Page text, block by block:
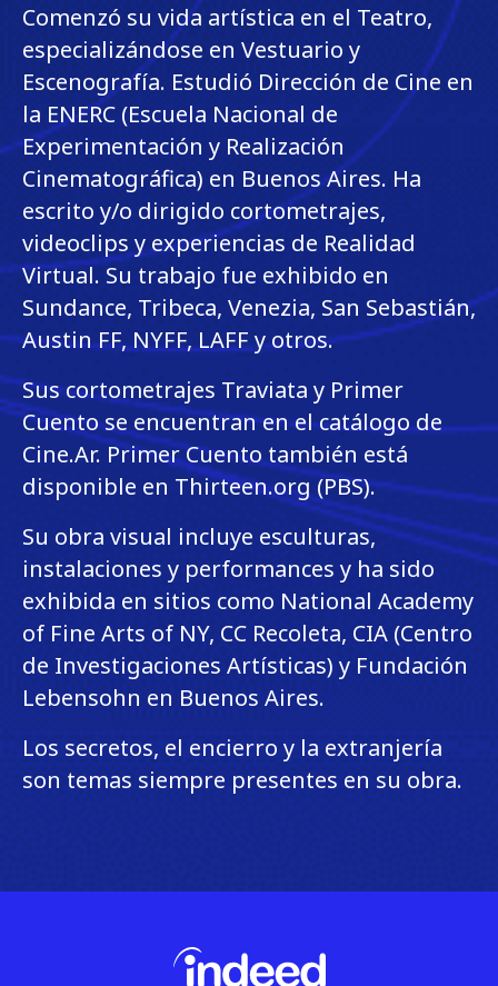
Comenzó su vida artística en el Teatro,
especializándose en Vestuario y
Escenografía. Estudió Dirección de Cine en
la ENERC (Escuela Nacional de
Experimentación y Realización
Cinematográfica) en Buenos Aires. Ha
escrito y/o dirigido cortometrajes,
videoclips y experiencias de Realidad
Virtual. Su trabajo fue exhibido en
Sundance, Tribeca, Venezia, San Sebastián,
Austin FF, NYFF, LAFF y otros.
Sus cortometrajes Traviata y Primer
Cuento se encuentran en el catálogo de
Cine.Ar. Primer Cuento también está
disponible en Thirteen.org (PBS).
Su obra visual incluye esculturas,
instalaciones y performances y ha sido
exhibida en sitios como National Academy
of Fine Arts of NY, CC Recoleta, CIA (Centro
de Investigaciones Artísticas) y Fundación
Lebensohn en Buenos Aires.
Los secretos, el encierro y la extranjería
son temas siempre presentes en su obra.